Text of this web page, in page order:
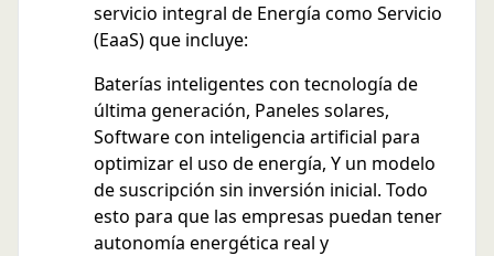
servicio integral de Energía como Servicio
(EaaS) que incluye:
Baterías inteligentes con tecnología de
última generación, Paneles solares,
Software con inteligencia artificial para
optimizar el uso de energía, Y un modelo
de suscripción sin inversión inicial. Todo
esto para que las empresas puedan tener
autonomía energética real y